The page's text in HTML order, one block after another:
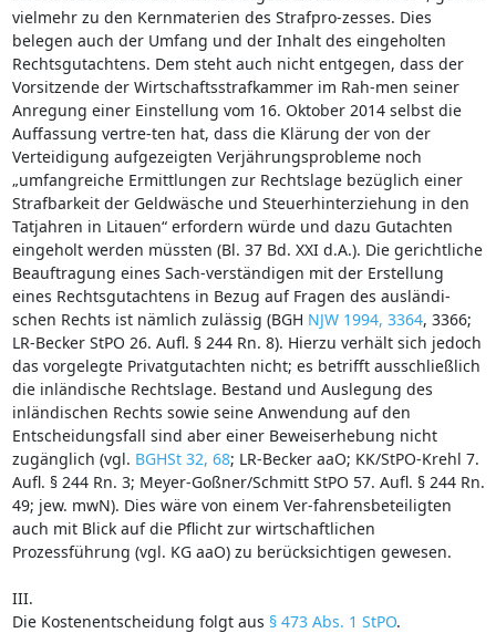
vielmehr zu den Kernmaterien des Strafpro-zesses. Dies
belegen auch der Umfang und der Inhalt des eingeholten
Rechtsgutachtens. Dem steht auch nicht entgegen, dass der
Vorsitzende der Wirtschaftsstrafkammer im Rah-men seiner
Anregung einer Einstellung vom 16. Oktober 2014 selbst die
Auffassung vertre-ten hat, dass die Klärung der von der
Verteidigung aufgezeigten Verjährungsprobleme noch
„umfangreiche Ermittlungen zur Rechtslage bezüglich einer
Strafbarkeit der Geldwäsche und Steuerhinterziehung in den
Tatjahren in Litauen“ erfordern würde und dazu Gutachten
eingeholt werden müssten (Bl. 37 Bd. XXI d.A.). Die gerichtliche
Beauftragung eines Sach-verständigen mit der Erstellung
eines Rechtsgutachtens in Bezug auf Fragen des ausländi-
schen Rechts ist nämlich zulässig (BGH NJW 1994, 3364, 3366;
LR-Becker StPO 26. Aufl. § 244 Rn. 8). Hierzu verhält sich jedoch
das vorgelegte Privatgutachten nicht; es betrifft ausschließlich
die inländische Rechtslage. Bestand und Auslegung des
inländischen Rechts sowie seine Anwendung auf den
Entscheidungsfall sind aber einer Beweiserhebung nicht
zugänglich (vgl. BGHSt 32, 68; LR-Becker aaO; KK/StPO-Krehl 7.
Aufl. § 244 Rn. 3; Meyer-Goßner/Schmitt StPO 57. Aufl. § 244 Rn.
49; jew. mwN). Dies wäre von einem Ver-fahrensbeteiligten
auch mit Blick auf die Pflicht zur wirtschaftlichen
Prozessführung (vgl. KG aaO) zu berücksichtigen gewesen.
III.
Die Kostenentscheidung folgt aus § 473 Abs. 1 StPO.